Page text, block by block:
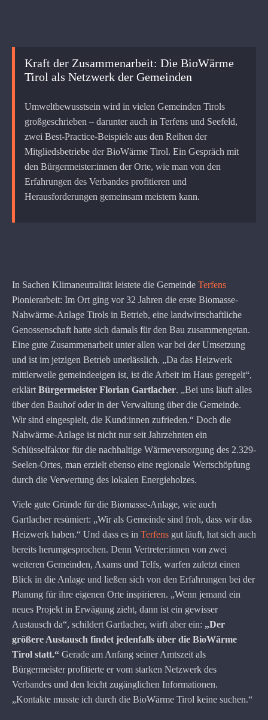
Kraft der Zusammenarbeit: Die BioWärme
Tirol als Netzwerk der Gemeinden
Umweltbewusstsein wird in vielen Gemeinden Tirols
großgeschrieben – darunter auch in Terfens und Seefeld,
zwei Best-Practice-Beispiele aus den Reihen der
Mitgliedsbetriebe der BioWärme Tirol. Ein Gespräch mit
den Bürgermeister:innen der Orte, wie man von den
Erfahrungen des Verbandes profitieren und
Herausforderungen gemeinsam meistern kann.
In Sachen Klimaneutralität leistete die Gemeinde Terfens
Pionierarbeit: Im Ort ging vor 32 Jahren die erste Biomasse-
Nahwärme-Anlage Tirols in Betrieb, eine landwirtschaftliche
Genossenschaft hatte sich damals für den Bau zusammengetan.
Eine gute Zusammenarbeit unter allen war bei der Umsetzung
und ist im jetzigen Betrieb unerlässlich. „Da das Heizwerk
mittlerweile gemeindeeigen ist, ist die Arbeit im Haus geregelt“,
erklärt Bürgermeister Florian Gartlacher. „Bei uns läuft alles
über den Bauhof oder in der Verwaltung über die Gemeinde.
Wir sind eingespielt, die Kund:innen zufrieden.“ Doch die
Nahwärme-Anlage ist nicht nur seit Jahrzehnten ein
Schlüsselfaktor für die nachhaltige Wärmeversorgung des 2.329-
Seelen-Ortes, man erzielt ebenso eine regionale Wertschöpfung
durch die Verwertung des lokalen Energieholzes.
Viele gute Gründe für die Biomasse-Anlage, wie auch
Gartlacher resümiert: „Wir als Gemeinde sind froh, dass wir das
Heizwerk haben.“ Und dass es in Terfens gut läuft, hat sich auch
bereits herumgesprochen. Denn Vertreter:innen von zwei
weiteren Gemeinden, Axams und Telfs, warfen zuletzt einen
Blick in die Anlage und ließen sich von den Erfahrungen bei der
Planung für ihre eigenen Orte inspirieren. „Wenn jemand ein
neues Projekt in Erwägung zieht, dann ist ein gewisser
Austausch da“, schildert Gartlacher, wirft aber ein: „Der
größere Austausch findet jedenfalls über die BioWärme
Tirol statt.“ Gerade am Anfang seiner Amtszeit als
Bürgermeister profitierte er vom starken Netzwerk des
Verbandes und den leicht zugänglichen Informationen.
„Kontakte musste ich durch die BioWärme Tirol keine suchen.“